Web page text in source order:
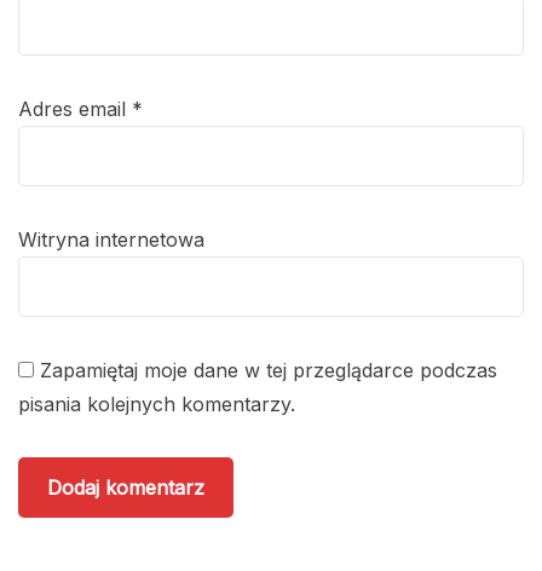
Adres email *
Witryna internetowa
Zapamiętaj moje dane w tej przeglądarce podczas
pisania kolejnych komentarzy.